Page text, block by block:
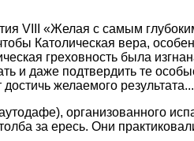
VIII «Желая с самым
Католическая вера,
греховность была
и даже подтвердить те
желаемого
организованного
за ересь. Они